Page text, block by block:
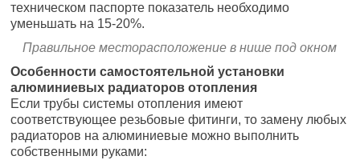
техническом паспорте показатель необходимо
уменьшать на 15-20%.
Правильное месторасположение в нише под окном
Особенности самостоятельной установки
алюминиевых радиаторов отопления
Если трубы системы отопления имеют
соответствующее резьбовые фитинги, то замену любых
радиаторов на алюминиевые можно выполнить
собственными руками: